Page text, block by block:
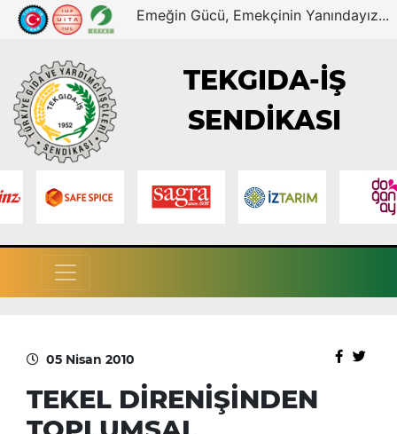
Emeğin Gücü, Emekçinin Yanındayız...
TEKGIDA-İŞ
SENDİKASI
05 Nisan 2010
TEKEL DİRENİŞİNDEN